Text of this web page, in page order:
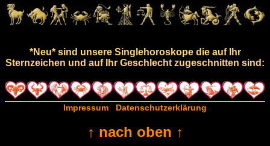
*Neu* sind unsere Singlehoroskope die auf Ihr
Sternzeichen und auf Ihr Geschlecht zugeschnitten sind:
Impressum Datenschutzerklärung
↑ nach oben ↑